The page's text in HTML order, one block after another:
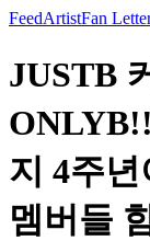
FeedArtistFan
JUSTB
지 4주
멤버들